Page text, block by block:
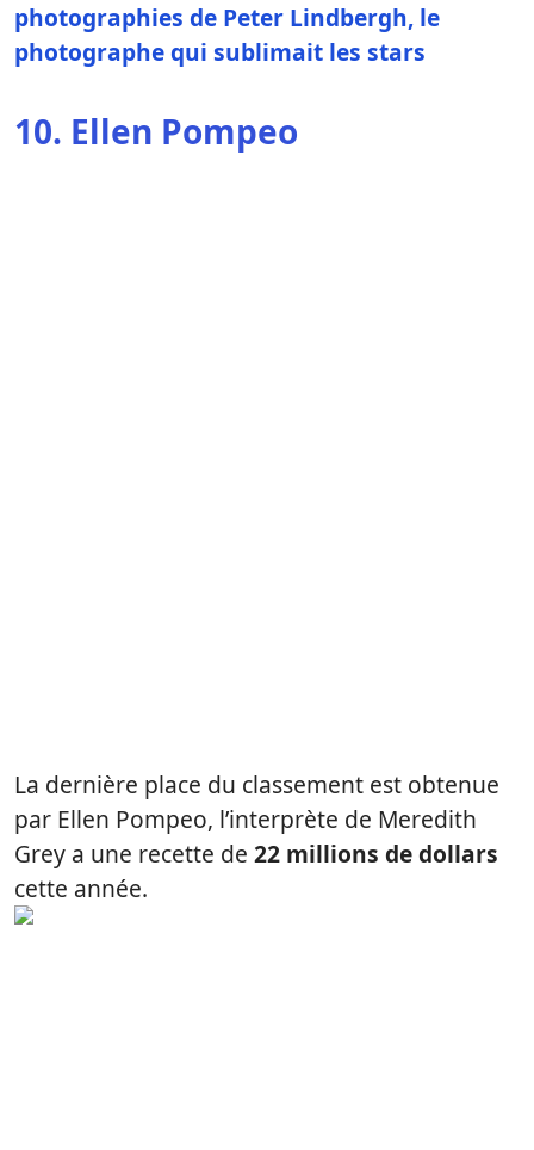
photographies de Peter Lindbergh, le
photographe qui sublimait les stars
10. Ellen Pompeo
La dernière place du classement est obtenue
par Ellen Pompeo, l’interprète de Meredith
Grey a une recette de 22 millions de dollars
cette année.